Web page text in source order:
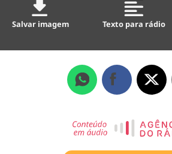
Salvar imagem Texto para rádio